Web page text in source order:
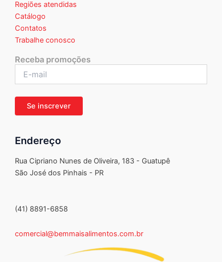
Regiões atendidas
Catálogo
Contatos
Trabalhe conosco
Receba promoções
Endereço
Rua Cipriano Nunes de Oliveira, 183 - Guatupê
São José dos Pinhais - PR
(41) 8891-6858
comercial@bemmaisalimentos.com.br